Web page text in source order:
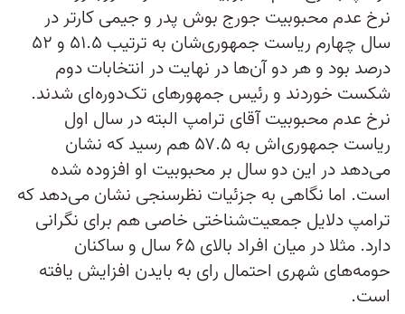
نرخ عدم محبوبیت جورج بوش پدر و جیمی کارتر در
سال چهارم ریاست‌ جمهوری‌شان به ترتیب ۵۱.۵ و ۵۲
درصد بود و هر دو آن‌ها در نهایت در انتخابات دوم
شکست خوردند و رئیس‌ جمهورهای تک‌دوره‌ای شدند.
نرخ عدم محبوبیت آقای ترامپ البته در سال اول
ریاست‌ جمهوری‌اش به ۵۷.۵ هم رسید که نشان
می‌دهد در این دو سال بر محبوبیت او افزوده شده
است. اما نگاهی به جزئیات نظرسنجی نشان می‌دهد که
ترامپ دلایل جمعیت‌شناختی خاصی هم برای نگرانی
دارد. مثلا در میان افراد بالای ۶۵ سال و ساکنان
حومه‌های شهری احتمال رای به بایدن افزایش یافته
است.